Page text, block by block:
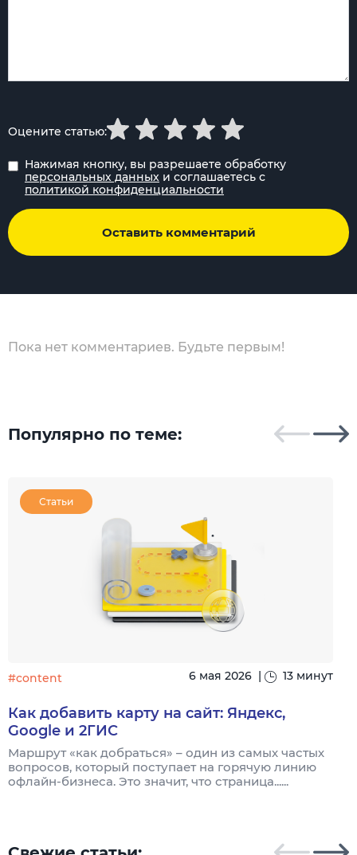
Нажимая кнопку, вы разрешаете обработку
персональных данных и соглашаетесь с
политикой конфиденциальности
Оставить комментарий
Оцените статью:
Пока нет комментариев. Будьте первым!
Популярно по теме:
Статьи
#content 6 мая 2026 | 13 минут
Как добавить карту на сайт: Яндекс,
Google и 2ГИС
Маршрут «как добраться» – один из самых частых
вопросов, который поступает на горячую линию
офлайн-бизнеса. Это значит, что страница......